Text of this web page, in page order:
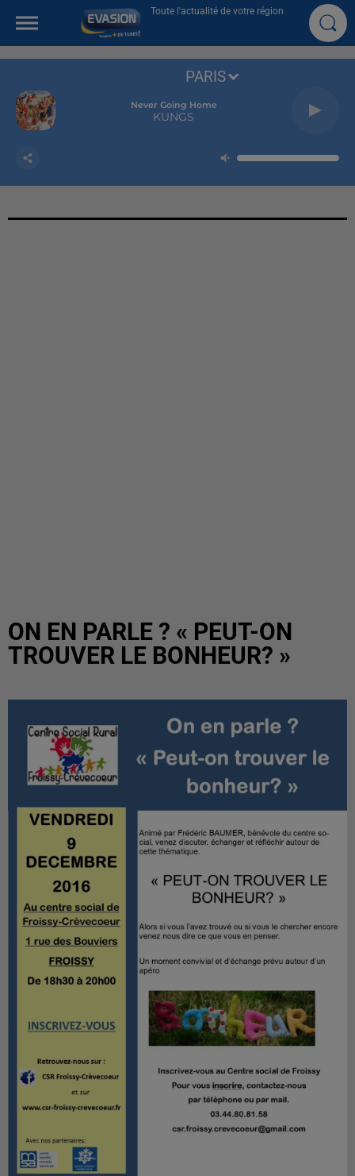
Toute l'actualité de votre région
Never Going Home
KUNGS
PARIS
ON EN PARLE ? « PEUT-ON
TROUVER LE BONHEUR? »